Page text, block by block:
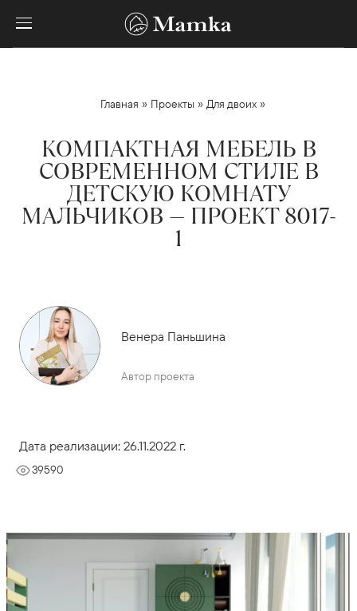
Главная » Проекты » Для двоих»
КОМПАКТНАЯ МЕБЕЛЬ В
СОВРЕМЕННОМ СТИЛЕ В
ДЕТСКУЮ КОМНАТУ
МАЛЬЧИКОВ — ПРОЕКТ 8017-
1
Венера Паньшина
Автор проекта
Дата реализации: 26.11.2022 г.
39590